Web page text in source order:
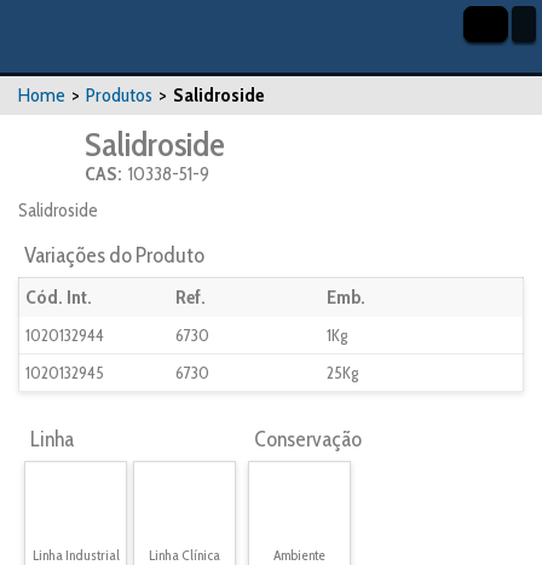
Home > Produtos > Salidroside
Salidroside
CAS: 10338-51-9
Salidroside
Variações do Produto
Cód. Int. Ref. Emb.
1020132944 6730
1Kg
1020132945
6730 25Kg
Linha
Linha Industrial Linha Clínica
Conservação
Ambiente